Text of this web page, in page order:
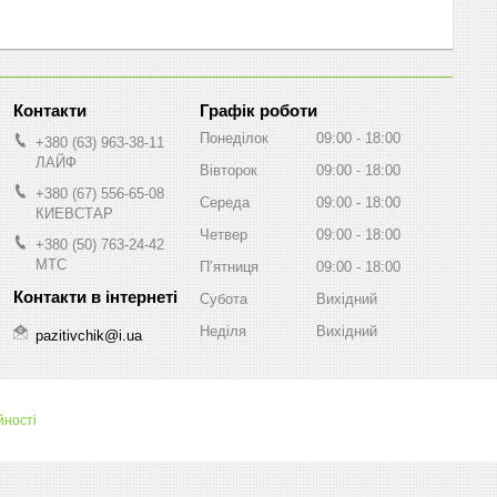
+380 (63) 963-38-11
ЛАЙФ
+380 (67) 556-65-08
КИЕВСТАР
+380 (50) 763-24-42
МТС
pazitivchik@i.ua
Графік роботи
Понеділок 09:00
18:00
Вівторок
09:00
18:00
Середа
09:00
18:00
Четвер
09:00
18:00
Пʼятниця
09:00
18:00
Субота
Вихідний
Неділя
Вихідний